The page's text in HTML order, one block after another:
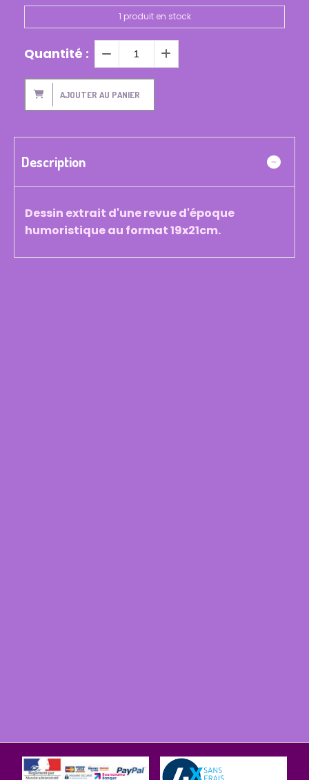
1 produit en stock
Quantité :
AJOUTER AU PANIER
Description
Dessin extrait d'une revue d'époque
humoristique au format 19x21cm.